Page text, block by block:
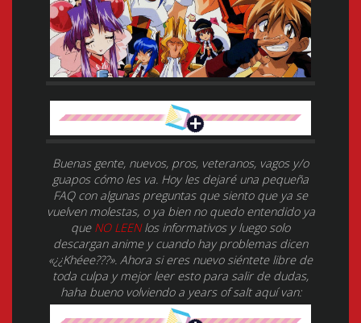
Buenas gente, nuevos, pros, veteranos, vagos y/o
guapos cómo les va. Hoy les dejaré una pequeña
FAQ con algunas preguntas que siento que ya se
vuelven molestas, o ya bien no quedo entendido ya
que NO LEENlos informativos y luego solo
descargan anime y cuando hay problemas dicen
«¿¿Khéee???». Ahora si eres nuevo siéntete libre de
toda culpa y mejor leer esto para salir de dudas,
haha bueno volviendo a years of salt aquí van: